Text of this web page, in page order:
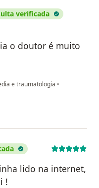
verificada
o doutor é muito
e traumatologia •
lido na internet,
!